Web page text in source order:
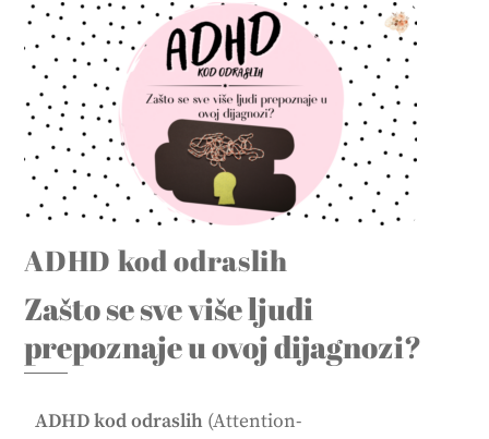
ADHD kod odraslih
Zašto se sve više ljudi
prepoznaje u ovoj dijagnozi?
ADHD kod odraslih (Attention-